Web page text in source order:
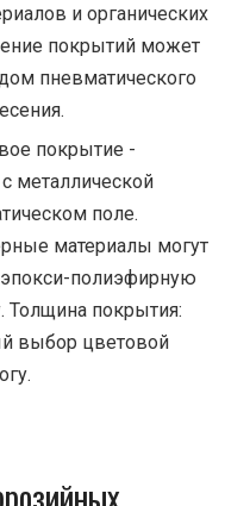
и органических
покрытий может
пневматического
покрытие -
металлической
поле.
материалы могут
полиэфирную
Толщина покрытия:
выбор цветовой